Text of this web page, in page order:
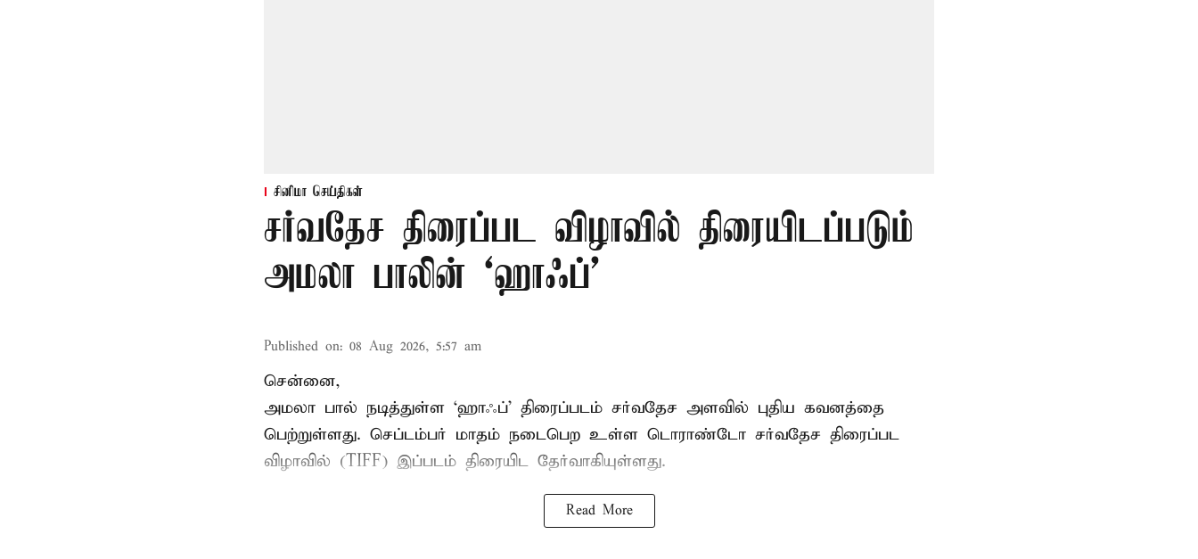
சினிமா செய்திகள்
சர்வதேச திரைப்பட விழாவில் திரையிடப்படும்
அமலா பாலின் ‘ஹாஃப்’
Published on: 08 Aug 2026, 5:57 am
சென்னை,
அமலா பால் நடித்துள்ள ‘ஹாஃப்’ திரைப்படம் சர்வதேச அளவில் புதிய கவனத்தை
பெற்றுள்ளது. செப்டம்பர் மாதம் நடைபெற உள்ள டொராண்டோ சர்வதேச திரைப்பட
விழாவில் (TIFF) இப்படம் திரையிட தேர்வாகியுள்ளது.
Read More